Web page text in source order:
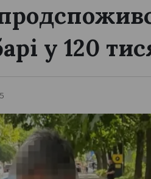
у 120